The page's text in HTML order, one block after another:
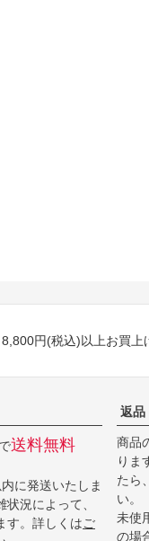
8,800円(税込)以上お買上
送料無料
に発送いたしま
況によって、
す。詳しくはご
返品
商品
りま
たら
い。
未使
の場